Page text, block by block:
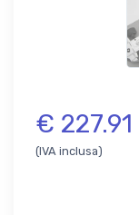
€ 227.91
(IVA inclusa)